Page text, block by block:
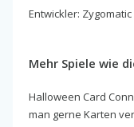
Entwickler: Zygomatic
Mehr Spiele wie
Halloween Card
man gerne Karten